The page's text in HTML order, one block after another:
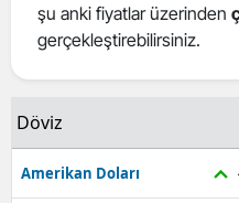
şu anki fiyatlar üzerinden
gerçekleştirebilirsiniz.
Döviz
Amerikan Doları